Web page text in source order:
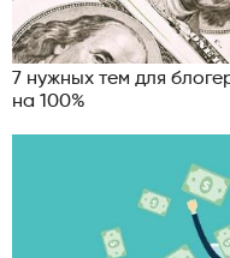
7 нужных тем для
на 100%